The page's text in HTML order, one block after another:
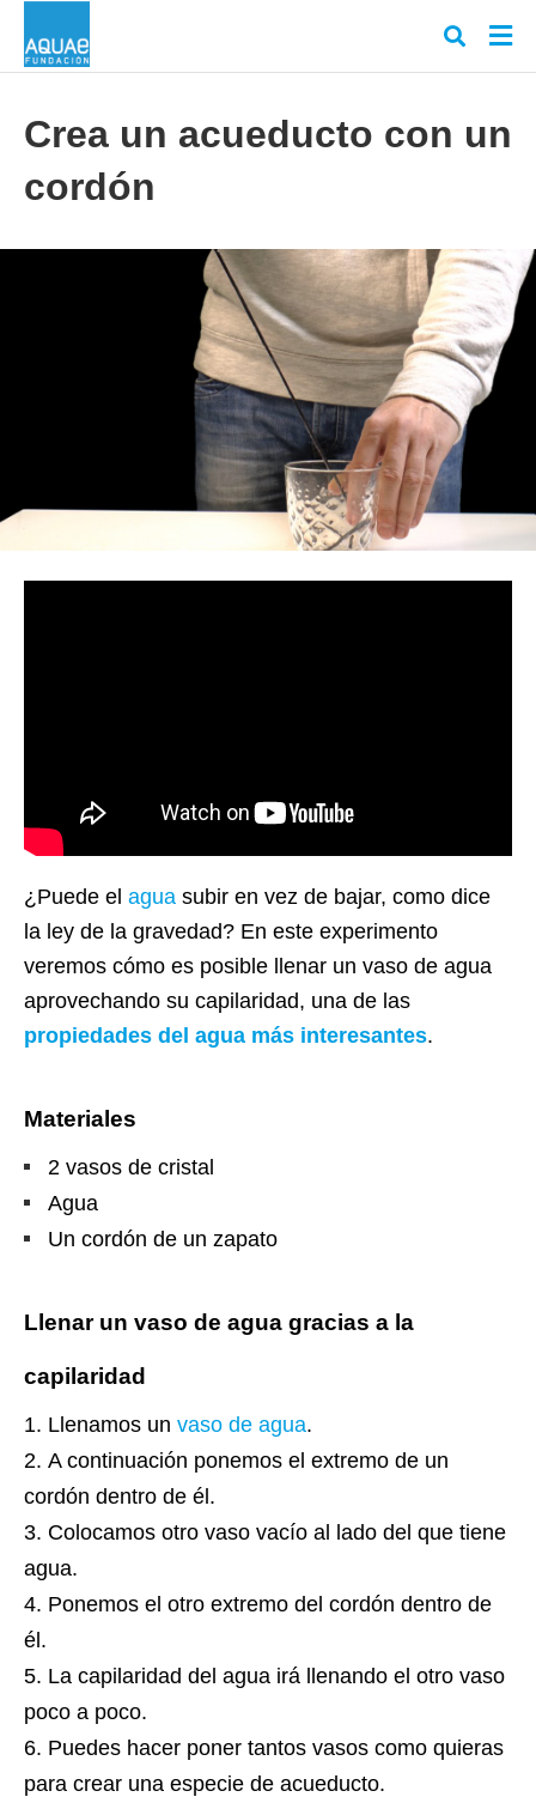
y
en
Crea un acueducto con un
cordón
¿Puede el agua subir en vez de bajar, como dice
la ley de la gravedad? En este experimento
veremos cómo es posible llenar un vaso de agua
aprovechando su capilaridad, una de las
propiedades del agua más interesantes.
Materiales
2 vasos de cristal
Agua
Un cordón de un zapato
Llenar un vaso de agua gracias a la
capilaridad
Llenamos un vaso de agua.
A continuación ponemos el extremo de un
cordón dentro de él.
Colocamos otro vaso vacío al lado del que tiene
agua.
Ponemos el otro extremo del cordón dentro de
él.
La capilaridad del agua irá llenando el otro vaso
poco a poco.
Puedes hacer poner tantos vasos como quieras
para crear una especie de acueducto.